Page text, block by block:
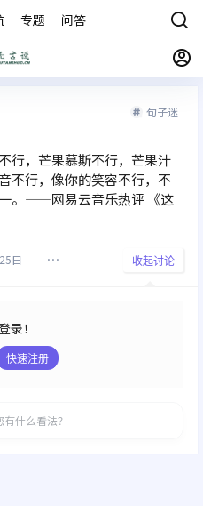
专题 问答
句子迷
行，芒果慕斯不行，芒果汁
不行，像你的笑容不行，不
。——网易云音乐热评 《这
日 收起讨论
录！
快速注册
什么看法？